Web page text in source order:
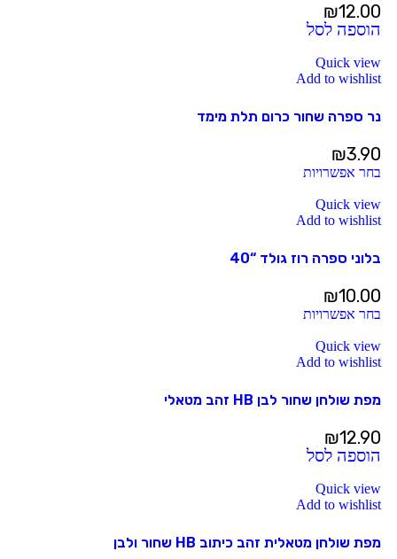
₪12.00
הוספה לסל
Quick view
Add to wishlist
נר ספרה שחור כרום תלת מימד
₪3.90
בחר אפשרויות
Quick view
Add to wishlist
בלוני ספרה רוז גולד “40
₪10.00
בחר אפשרויות
Quick view
Add to wishlist
מפת שולחן שחור לבן HB זהב מטאלי
₪12.90
הוספה לסל
Quick view
Add to wishlist
מפת שולחן מטאלית זהב כיתוב HB שחור ולבן